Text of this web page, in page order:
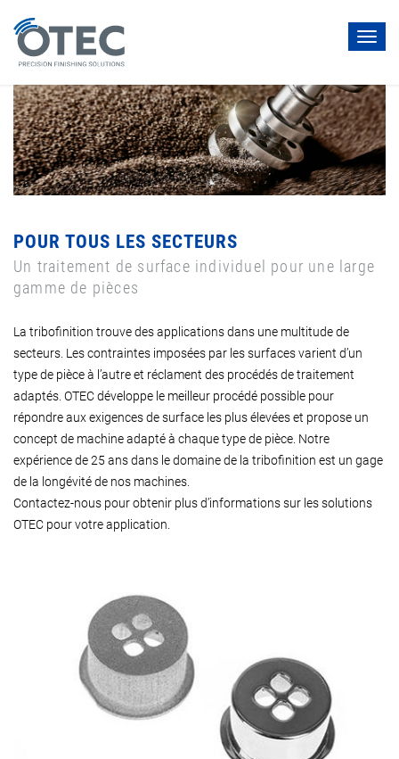
POUR TOUS LES SECTEURS
Un traitement de surface individuel pour une large
gamme de pièces
La tribofinition trouve des applications dans une multitude de
secteurs. Les contraintes imposées par les surfaces varient d’un
type de pièce à l’autre et réclament des procédés de traitement
adaptés. OTEC développe le meilleur procédé possible pour
répondre aux exigences de surface les plus élevées et propose un
concept de machine adapté à chaque type de pièce. Notre
expérience de 25 ans dans le domaine de la tribofinition est un gage
de la longévité de nos machines.
Contactez-nous pour obtenir plus d’informations sur les solutions
OTEC pour votre application.